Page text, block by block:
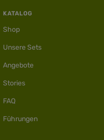
KATALOG
Shop
Unsere Sets
Angebote
Stories
FAQ
Führungen